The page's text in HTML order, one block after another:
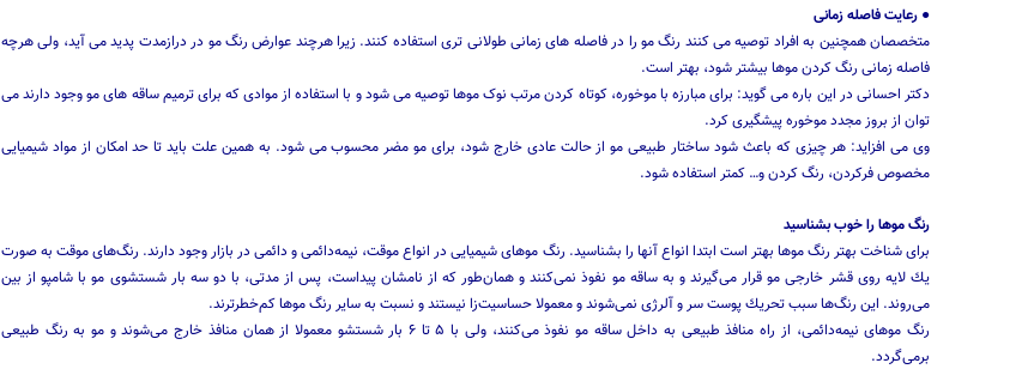
● رعایت فاصله زمانی
متخصصان همچنین به افراد توصیه می کنند رنگ مو را در فاصله های زمانی طولانی تری استفاده کنند. زیرا هرچند عوارض رنگ مو در درازمدت پدید می آید، ولی هرچه
فاصله زمانی رنگ کردن موها بیشتر شود، بهتر است.
دکتر احسانی در این باره می گوید: برای مبارزه با موخوره، کوتاه کردن مرتب نوک موها توصیه می شود و با استفاده از موادی که برای ترمیم ساقه های مو وجود دارند می
توان از بروز مجدد موخوره پیشگیری کرد.
وی می افزاید: هر چیزی که باعث شود ساختار طبیعی مو از حالت عادی خارج شود، برای مو مضر محسوب می شود. به همین علت باید تا حد امکان از مواد شیمیایی
مخصوص فرکردن، رنگ کردن و… کمتر استفاده شود.
رنگ موها را خوب بشناسید
برای شناخت بهتر رنگ موها بهتر است ابتدا انواع آنها را بشناسید. رنگ موهای شیمیایی در انواع موقت، نیمه‌دائمی و دائمی در بازار وجود دارند. رنگ‌های موقت به صورت
یك لایه روی قشر خارجی مو قرار می‌گیرند و به ساقه مو نفوذ نمی‌كنند و همان‌طور كه از نامشان پیداست، پس از مدتی، با دو سه بار شستشوی مو با شامپو از بین
می‌روند. این رنگ‌ها سبب تحریك پوست سر و آلرژی نمی‌شوند و معمولا حساسیت‌زا نیستند و نسبت به سایر رنگ موها كم‌خطرترند.
رنگ موهای نیمه‌دائمی، از راه منافذ طبیعی به داخل ساقه مو نفوذ می‌كنند، ولی با ۵ تا ۶ بار شستشو معمولا از همان منافذ خارج می‌شوند و مو به رنگ طبیعی
برمی‌گردد.